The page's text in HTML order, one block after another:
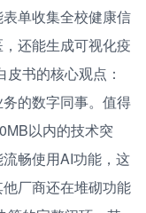
单收集全校健康信
还能生成可视化疫
书的核心观点：
的数字同事。值得
以内的技术突
畅使用AI功能，这
厂商还在堆砌功能